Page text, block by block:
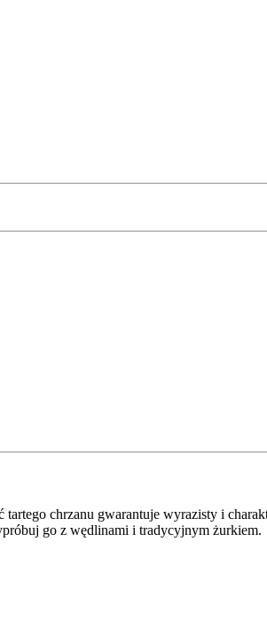
tartego chrzanu gwarantuje wyrazisty i
go z wędlinami i tradycyjnym żurkiem.